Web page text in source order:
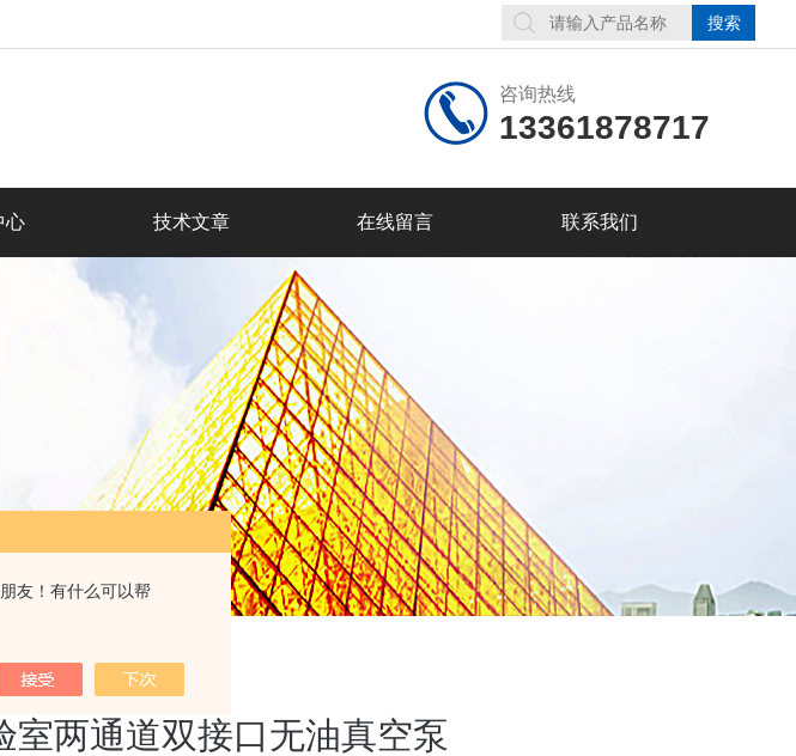
友！有什么可以帮
咨询热线
13361878717
心 技术文章 在线留言 联系我们
油真空泵
室两通道双接口无油真空泵